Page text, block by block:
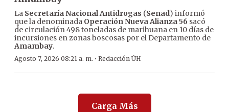
La Secretaría Nacional Antidrogas (Senad) informó
que la denominada Operación Nueva Alianza 56 sacó
de circulación 498 toneladas de marihuana en 10 días de
incursiones en zonas boscosas por el Departamento de
Amambay.
Agosto 7, 2026 08:21 a. m. · Redacción ÚH
Carga Más